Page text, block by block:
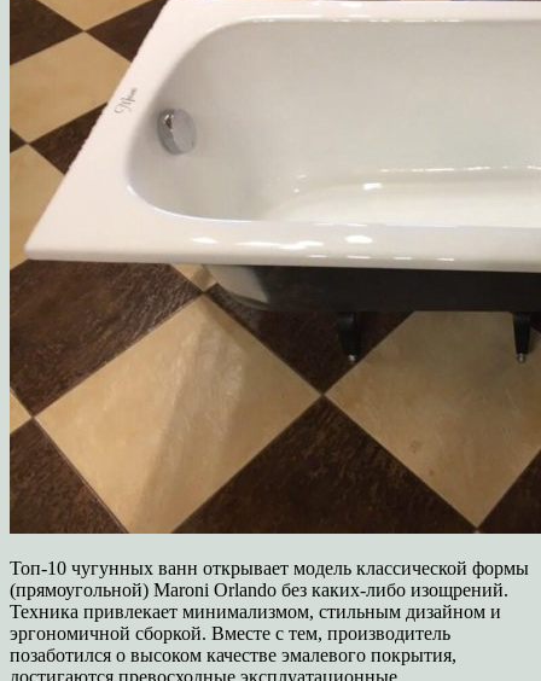
Топ-10 чугунных ванн открывает модель классической формы
(прямоугольной) Maroni Orlando без каких-либо изощрений.
Техника привлекает минимализмом, стильным дизайном и
эргономичной сборкой. Вместе с тем, производитель
позаботился о высоком качестве эмалевого покрытия,
достигаются превосходные эксплуатационные